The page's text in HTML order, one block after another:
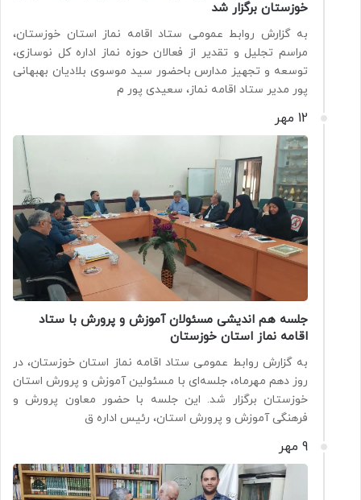
خوزستان برگزار شد
به گزارش روابط‌ عمومی ستاد اقامه نماز استان خوزستان،
مراسم تجلیل و تقدیر از فعالان حوزه نماز اداره کل نوسازی،
توسعه و تجهیز مدارس باحضور سید موسوی بلادیان بهبهانی
پور مدیر ستاد اقامه نماز، سعیدی پور م
12 مهر
جلسه هم اندیشی مسئولان آموزش و پرورش با ستاد
اقامه نماز استان خوزستان
به گزارش روابط عمومی ستاد اقامه نماز استان خوزستان، در
روز دهم مهرماه، جلسه‌ای با مسئولین آموزش و پرورش استان
خوزستان برگزار شد. این جلسه با حضور معاون پرورش و
فرهنگی آموزش و پرورش استان، رئیس اداره ق
9 مهر